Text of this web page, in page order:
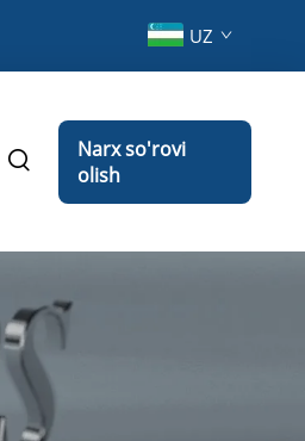
UZ
Narx so'rovi
olish